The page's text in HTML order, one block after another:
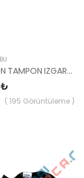
ELANTRA ÖN TAMPON IZGARASI 11=> NİKELAJLI 86560-3X000-HMC
( 195 Görüntüleme )